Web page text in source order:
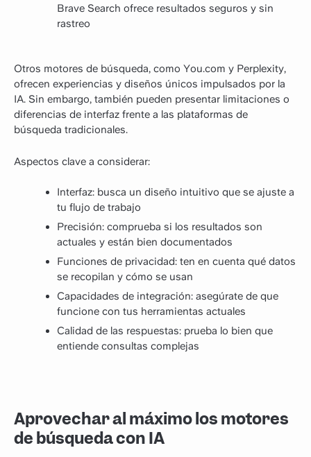
Brave Search ofrece resultados seguros y sin
rastreo
Otros motores de búsqueda, como You.com y Perplexity,
ofrecen experiencias y diseños únicos impulsados por la
IA. Sin embargo, también pueden presentar limitaciones o
diferencias de interfaz frente a las plataformas de
búsqueda tradicionales.
Aspectos clave a considerar:
Interfaz: busca un diseño intuitivo que se ajuste a
tu flujo de trabajo
Precisión: comprueba si los resultados son
actuales y están bien documentados
Funciones de privacidad: ten en cuenta qué datos
se recopilan y cómo se usan
Capacidades de integración: asegúrate de que
funcione con tus herramientas actuales
Calidad de las respuestas: prueba lo bien que
entiende consultas complejas
Aprovechar al máximo los motores
de búsqueda con IA